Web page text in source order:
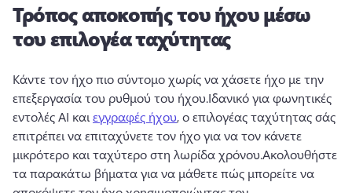
Τρόπος αποκοπής του ήχου μέσω
του επιλογέα ταχύτητας
Κάντε τον ήχο πιο σύντομο χωρίς να χάσετε ήχο με την
επεξεργασία του ρυθμού του ήχου.Ιδανικό για φωνητικές
εντολές AI και εγγραφές ήχου, ο επιλογέας ταχύτητας σάς
επιτρέπει να επιταχύνετε τον ήχο για να τον κάνετε
μικρότερο και ταχύτερο στη λωρίδα χρόνου.Ακολουθήστε
τα παρακάτω βήματα για να μάθετε πώς μπορείτε να